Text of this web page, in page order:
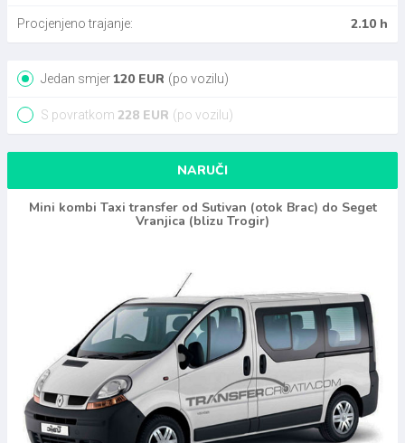
Procjenjeno trajanje: 2.10 h
Jedan smjer120 EUR (po vozilu)
S povratkom 228 EUR (po vozilu)
NARUČI
Mini kombi Taxi transfer od Sutivan (otok Brac) do Seget
Vranjica (blizu Trogir)